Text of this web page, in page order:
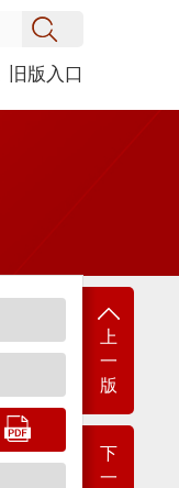
旧版入口
上
一
版
下
一